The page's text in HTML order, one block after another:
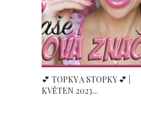
💕 TOPKY A STOPKY 💕 |
KVĚTEN 2023...